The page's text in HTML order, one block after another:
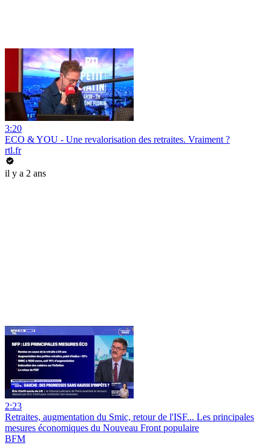
3:20
ECO & YOU - Une revalorisation des retraites. Vraiment ?
rtl.fr
il y a 2 ans
2:23
Retraites, augmentation du Smic, retour de l'ISF... Les principales
mesures économiques du Nouveau Front populaire
BFM